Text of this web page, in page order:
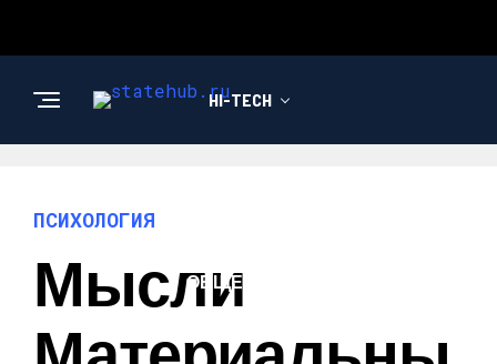
HI-TECH
ОБЩЕСТВО
ПСИХОЛОГИЯ
Мысли